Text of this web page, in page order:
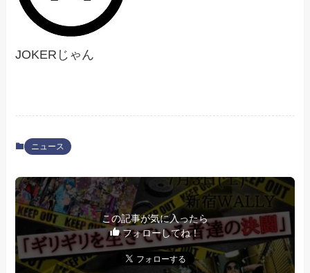
JOKERじゃん
ニュース
この記事が気に入ったら
フォローしてね！